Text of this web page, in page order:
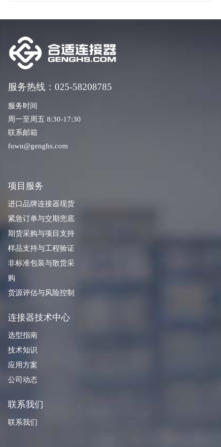
服务热线：025-58208785
服务时间
周一至周五 8:30-17:30
联系邮箱
fuwu@genghs.com
项目服务
进口品牌连接器现货
紧急订单与交期兜底
期货采购与项目支持
样品支持与工程验证
非标准包装与散货采
购
货源评估与风险控制
连接器技术中心
选型指南
技术知识
应用方案
公司动态
联系我们
联系我们